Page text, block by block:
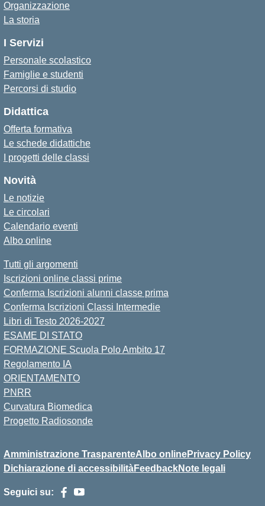
Organizzazione
La storia
I Servizi
Personale scolastico
Famiglie e studenti
Percorsi di studio
Didattica
Offerta formativa
Le schede didattiche
I progetti delle classi
Novità
Le notizie
Le circolari
Calendario eventi
Albo online
Tutti gli argomenti
Iscrizioni online classi prime
Conferma Iscrizioni alunni classe prima
Conferma Iscrizioni Classi Intermedie
Libri di Testo 2026-2027
ESAME DI STATO
FORMAZIONE Scuola Polo Ambito 17
Regolamento IA
ORIENTAMENTO
PNRR
Curvatura Biomedica
Progetto Radiosonde
Amministrazione TrasparenteAlbo onlinePrivacy Policy
Dichiarazione di accessibilitàFeedbackNote legali
Seguici su: